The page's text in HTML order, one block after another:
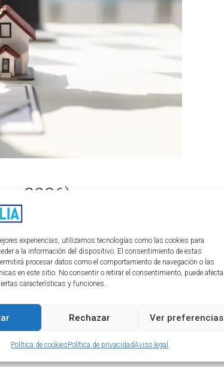
experiencias, utilizamos tecnologías como las cookies para
a la información del dispositivo. El consentimiento de estas
procesar datos como el comportamiento de navegación o las
en este sitio. No consentir o retirar el consentimiento, puede
características y funciones.
Rechazar Ver preferencias
Política de cookiesPolítica de privacidadAviso legal
2026)
de su crecimiento constante en este paraíso
la convierten en una inversión imperdible. ¡No te
más deseados del mundo!